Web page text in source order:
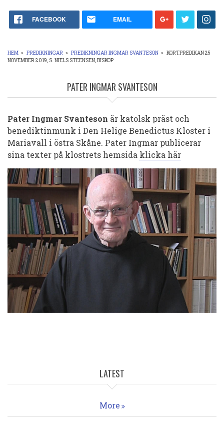
FACEBOOK EMAIL
LÄNKSTIG
HEM » PREDIKNINGAR » PREDIKNINGAR INGMAR SVANTESON » KORTPREDIKAN 25
NOVEMBER 2019, S. NIELS STEENSEN, BISKOP
PATER INGMAR SVANTESON
Pater Ingmar Svanteson är katolsk präst och
benediktinmunk i Den Helige Benedictus Kloster i
Mariavall i östra Skåne. Pater Ingmar publicerar
sina texter på klostrets hemsida klicka här
LATEST
More